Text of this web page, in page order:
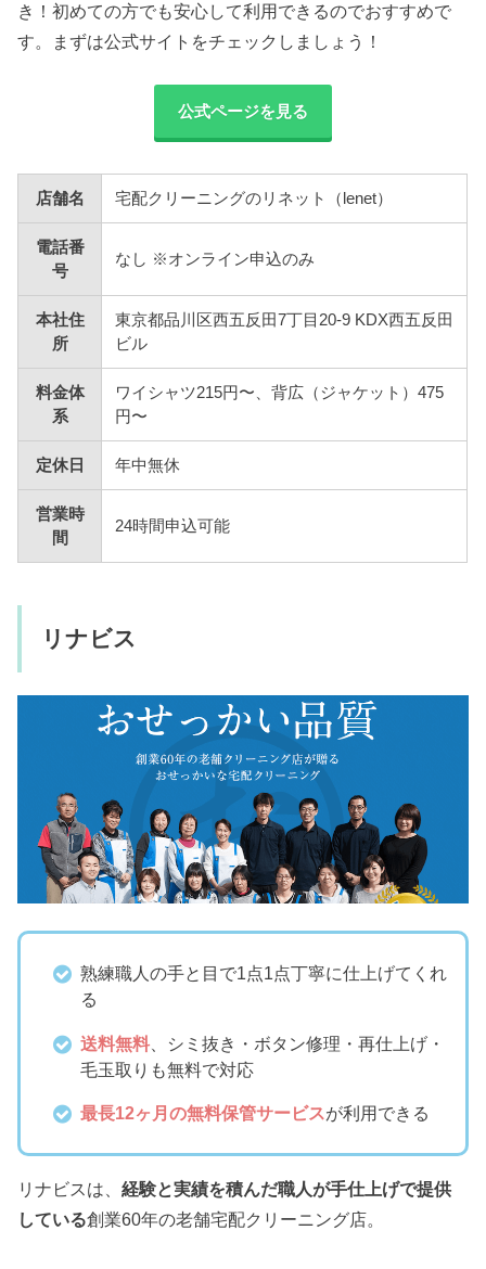
き！初めての方でも安心して利用できるのでおすすめで
す。まずは公式サイトをチェックしましょう！
公式ページを見る
店舗名 宅配クリーニングのリネット（lenet）
電話番
号
なし ※オンライン申込のみ
本社住
所
東京都品川区西五反田7丁目20-9 KDX西五反田
ビル
料金体
系
ワイシャツ215円〜、背広（ジャケット）475
円〜
定休日 年中無休
営業時
間
24時間申込可能
リナビス
熟練職人の手と目で1点1点丁寧に仕上げてくれ
る
送料無料、シミ抜き・ボタン修理・再仕上げ・
毛玉取りも無料で対応
最長12ヶ月の無料保管サービスが利用できる
リナビスは、経験と実績を積んだ職人が手仕上げで提供
している創業60年の老舗宅配クリーニング店。